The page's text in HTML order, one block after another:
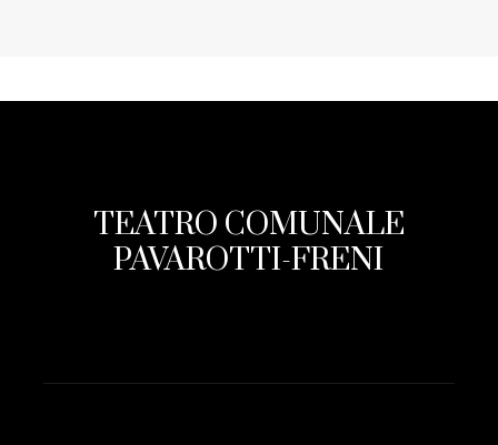
TEATRO COMUNALE
PAVAROTTI-FRENI